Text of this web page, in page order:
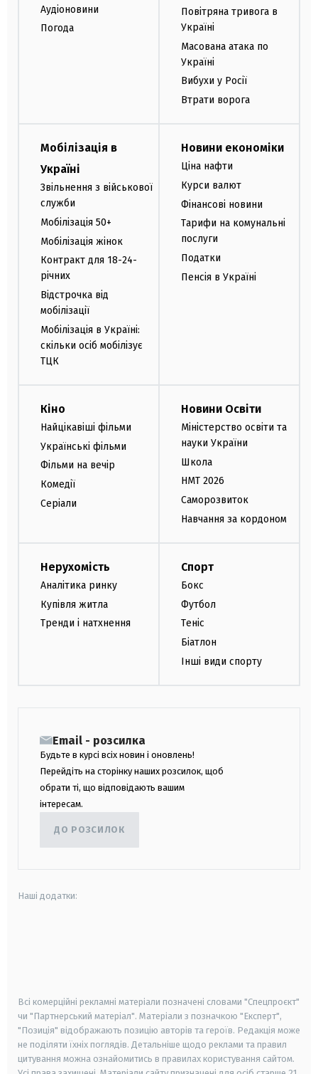
Аудіоновини
Погода
Повітряна тривога в
Україні
Масована атака по
Україні
Вибухи у Росії
Втрати ворога
Мобілізація в
Україні
Звільнення з військової
служби
Мобілізація 50+
Мобілізація жінок
Контракт для 18-24-
річних
Відстрочка від
мобілізації
Мобілізація в Україні:
скільки осіб мобілізує
ТЦК
Новини економіки
Ціна нафти
Курси валют
Фінансові новини
Тарифи на комунальні
послуги
Податки
Пенсія в Україні
Кіно
Найцікавіші фільми
Українські фільми
Фільми на вечір
Комедії
Серіали
Новини Освіти
Міністерство освіти та
науки України
Школа
НМТ 2026
Саморозвиток
Навчання за кордоном
Нерухомість
Аналітика ринку
Купівля житла
Тренди і натхнення
Спорт
Бокс
Футбол
Теніс
Біатлон
Інші види спорту
Email - розсилка
Будьте в курсі всіх новин і оновлень!
Перейдіть на сторінку наших розсилок, щоб
обрати ті, що відповідають вашим
інтересам.
ДО РОЗСИЛОК
Наші додатки:
Всі комерційні рекламні матеріали позначені словами "Спецпроєкт"
чи "Партнерський матеріал". Матеріали з позначкою "Експерт",
"Позиція" відображають позицію авторів та героїв. Редакція може
не поділяти їхніх поглядів. Детальніше щодо реклами та правил
цитування можна ознайомитись в правилах користування сайтом.